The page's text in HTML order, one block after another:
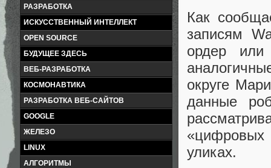
РАЗРАБОТКА
ИСКУССТВЕННЫЙ ИНТЕЛЛЕКТ
OPEN SOURCE
БУДУЩЕЕ ЗДЕСЬ
ВЕБ-РАЗРАБОТКА
КОСМОНАВТИКА
РАЗРАБОТКА ВЕБ-САЙТОВ
GOOGLE
ЖЕЛЕЗО
LINUX
АЛГОРИТМЫ
Как
записям
ордер или
округе
данные
«цифровых
уликах.